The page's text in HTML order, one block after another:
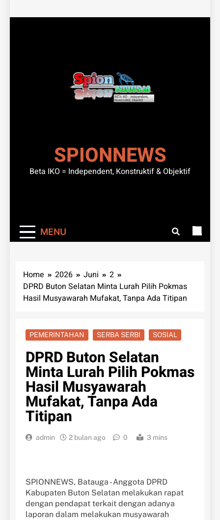
SPIONNEWS
Beta IKO = Independent, Konstruktif & Objektif
MENU
Home 2026 Juni
2
DPRD Buton Selatan Minta Lurah Pilih Pokmas
Hasil Musyawarah Mufakat, Tanpa Ada Titipan
PEMERINTAHAN SERBA SERBI SOSIAL
DPRD Buton Selatan
Minta Lurah Pilih Pokmas
Hasil Musyawarah
Mufakat, Tanpa Ada
Titipan
admin 2 bulan ago 0 3 mins
SPIONNEWS, Batauga - Anggota DPRD
Kabupaten Buton Selatan melakukan rapat
dengan pendapat terkait dengan adanya
laporan dalam melakukan musyawarah